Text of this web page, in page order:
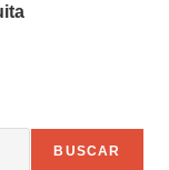
BUSCAR